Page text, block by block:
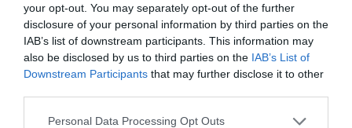
your opt-out. You may separately opt-out of the further
disclosure of your personal information by third parties on the
IAB’s list of downstream participants. This information may
also be disclosed by us to third parties on the IAB’s List of
Downstream Participants that may further disclose it to other
Please note that this website/app uses one or more Google
Personal Data Processing Opt Outs
Κωνσταντινούπολη: 35χρονος
εκτέλεσε εν ψυχρώ την
26χρονη πρώην σύντροφό του
έξω από φαρμακείο (βίντεο)